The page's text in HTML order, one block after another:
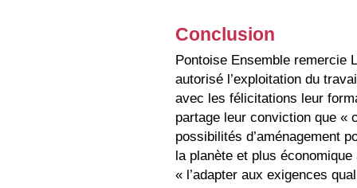
Conclusion
Pontoise Ensemble remercie
autorisé l’exploitation du
avec les félicitations leur
partage leur conviction que «
possibilités d’aménagement
la planète et plus
« l’adapter aux exigences